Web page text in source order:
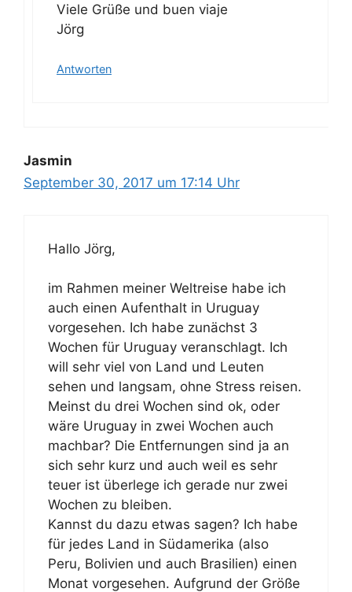
Viele Grüße und buen viaje
Jörg
Antworten
Jasmin
September 30, 2017 um 17:14 Uhr
Hallo Jörg,
im Rahmen meiner Weltreise habe ich
auch einen Aufenthalt in Uruguay
vorgesehen. Ich habe zunächst 3
Wochen für Uruguay veranschlagt. Ich
will sehr viel von Land und Leuten
sehen und langsam, ohne Stress reisen.
Meinst du drei Wochen sind ok, oder
wäre Uruguay in zwei Wochen auch
machbar? Die Entfernungen sind ja an
sich sehr kurz und auch weil es sehr
teuer ist überlege ich gerade nur zwei
Wochen zu bleiben.
Kannst du dazu etwas sagen? Ich habe
für jedes Land in Südamerika (also
Peru, Bolivien und auch Brasilien) einen
Monat vorgesehen. Aufgrund der Größe